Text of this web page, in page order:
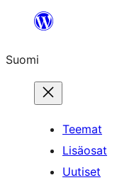
Suomi
Teemat
Lisäosat
Uutiset